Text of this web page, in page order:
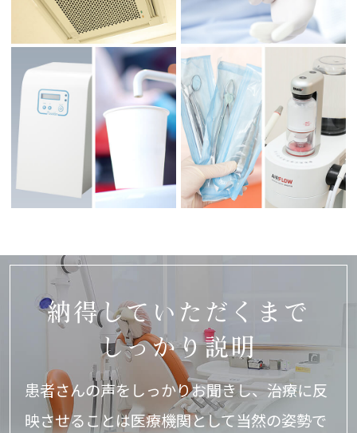
納得していただくまで
しっかり説明
患者さんの声をしっかりお聞きし、治療に反
映させることは医療機関として当然の姿勢で